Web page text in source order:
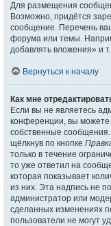
Для размещения
Возможно, придётся
сообщение. Перечень
форума или темы.
добавлять вложения» и
Вернуться к началу
Как мне
Если вы не являетесь
конференции, вы можете
собственные
щёлкнув по кнопке
только в течение
то уже ответил на
которая показывает
из них. Эта надпись не
администратор или
сделанных изменениях
пользователи не могут